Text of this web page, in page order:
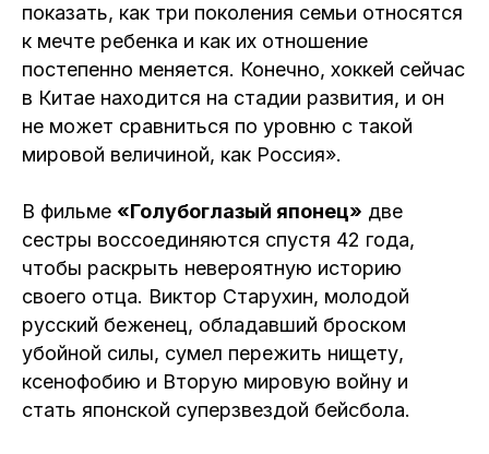
показать, как три поколения семьи относятся
к мечте ребенка и как их отношение
постепенно меняется. Конечно, хоккей сейчас
в Китае находится на стадии развития, и он
не может сравниться по уровню с такой
мировой величиной, как Россия».
В фильме «Голубоглазый японец» две
сестры воссоединяются спустя 42 года,
чтобы раскрыть невероятную историю
своего отца. Виктор Старухин, молодой
русский беженец, обладавший броском
убойной силы, сумел пережить нищету,
ксенофобию и Вторую мировую войну и
стать японской суперзвездой бейсбола.